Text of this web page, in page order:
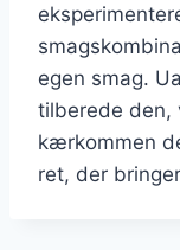
egen smag.
tilberede den,
kærkommen
ret, der